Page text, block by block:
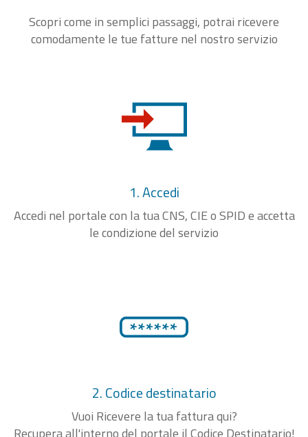
Scopri come in semplici passaggi, potrai ricevere
comodamente le tue fatture nel nostro servizio
1. Accedi
Accedi nel portale con la tua CNS, CIE o SPID e accetta
le condizione del servizio
2. Codice destinatario
Vuoi Ricevere la tua fattura qui?
Recupera all'interno del portale il Codice Destinatario!